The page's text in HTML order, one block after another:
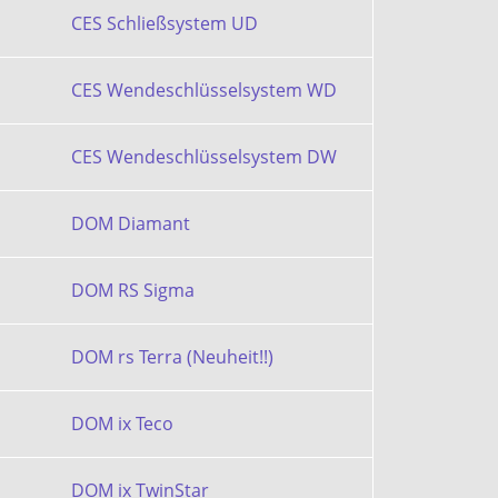
CES Schließsystem UD
CES Wendeschlüsselsystem WD
CES Wendeschlüsselsystem DW
DOM Diamant
DOM RS Sigma
DOM rs Terra (Neuheit!!)
DOM ix Teco
DOM ix TwinStar